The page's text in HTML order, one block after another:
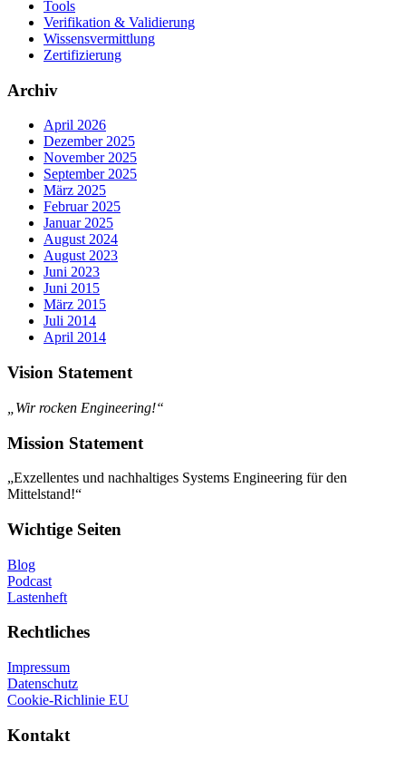
Tools
Verifikation & Validierung
Wissensvermittlung
Zertifizierung
Archiv
April 2026
Dezember 2025
November 2025
September 2025
März 2025
Februar 2025
Januar 2025
August 2024
August 2023
Juni 2023
Juni 2015
März 2015
Juli 2014
April 2014
Vision Statement
„Wir rocken Engineering!“
Mission Statement
„Exzellentes und nachhaltiges Systems Engineering für den
Mittelstand!“
Wichtige Seiten
Blog
Podcast
Lastenheft
Rechtliches
Impressum
Datenschutz
Cookie-Richlinie EU
Kontakt